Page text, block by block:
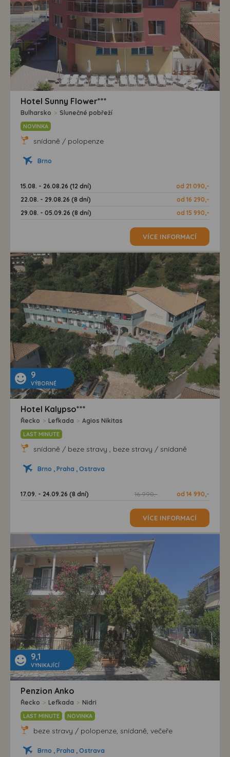
Hotel Sunny Flower***
Bulharsko > Slunečné pobřeží
NOVINKA
snídaně / polopenze
Brno
15.08. - 26.08.26 (12 dní)
od 21 090,-
22.08. - 29.08.26 (8 dní)
od 16 290,-
29.08. - 05.09.26 (8 dní)
od 15 990,-
VÍCE INFORMACÍ
9
VÝBORNÉ
Hotel Kalypso***
Řecko > Lefkada > Agios Nikitas
LAST MINUTE
snídaně / beze stravy , beze stravy / snídaně
Brno , Praha , Ostrava
17.09. - 24.09.26 (8 dní) 16 990,- od 14 990,-
VÍCE INFORMACÍ
9,1
VYNIKAJÍCÍ
Penzion Anko
Řecko > Lefkada > Nidri
LAST MINUTE NOVINKA
beze stravy / polopenze, snídaně, večeře
Brno , Praha , Ostrava